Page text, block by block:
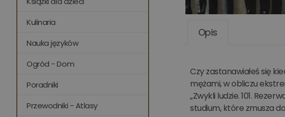
Kulinaria
Nauka języków
Ogród - Dom
Poradniki
Przewodniki - Atlasy
Opis
Czy zastanawiałeś się
mężami, w obliczu
„Zwykli ludzie. 101.
studium, które zmusza